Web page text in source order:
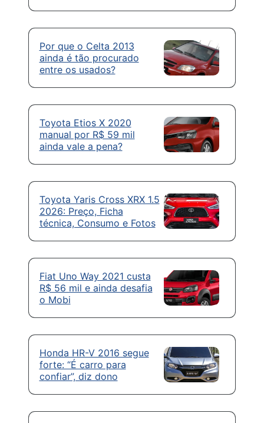
Por que o Celta 2013
ainda é tão procurado
entre os usados?
Toyota Etios X 2020
manual por R$ 59 mil
ainda vale a pena?
Toyota Yaris Cross XRX 1.5
2026: Preço, Ficha
técnica, Consumo e Fotos
Fiat Uno Way 2021 custa
R$ 56 mil e ainda desafia
o Mobi
Honda HR-V 2016 segue
forte: “É carro para
confiar”, diz dono